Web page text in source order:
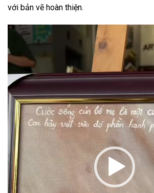
với bản vẽ hoàn thiện.
Trình
Video